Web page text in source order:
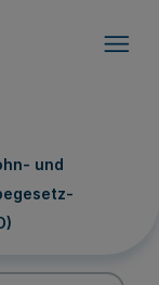
und